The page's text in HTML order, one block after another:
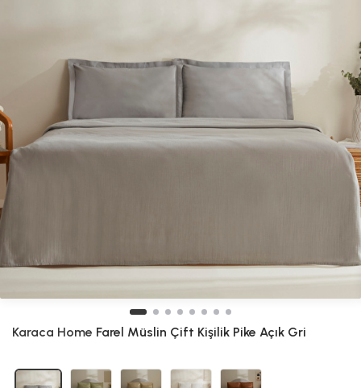
Karaca Home Farel Müslin Çift Kişilik Pike Açık Gri